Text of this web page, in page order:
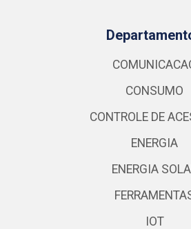
CONSUMO
CONTROLE DE
ENERGIA
ENERGIA
IOT